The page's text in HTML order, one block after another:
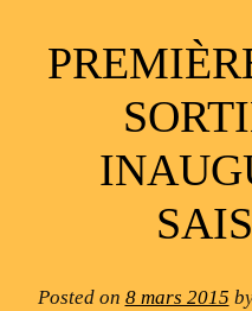
Posted on 8 mars 2015